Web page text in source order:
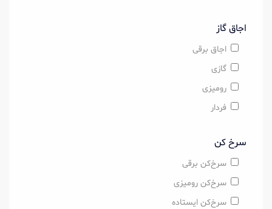
اجاق گاز
اجاق برقی
گازی
رومیزی
فردار
سرخ کن
سرخ‌کن برقی
سرخ‌کن رومیزی
سرخ‌کن ایستاده